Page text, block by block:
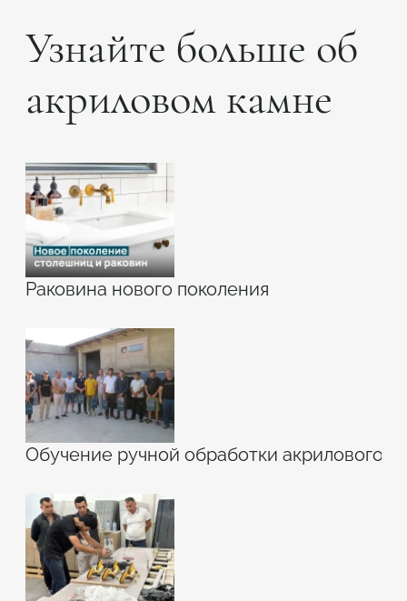
Узнайте больше об
акриловом камне
Раковина нового поколения
Обучение ручной обработки акрилового